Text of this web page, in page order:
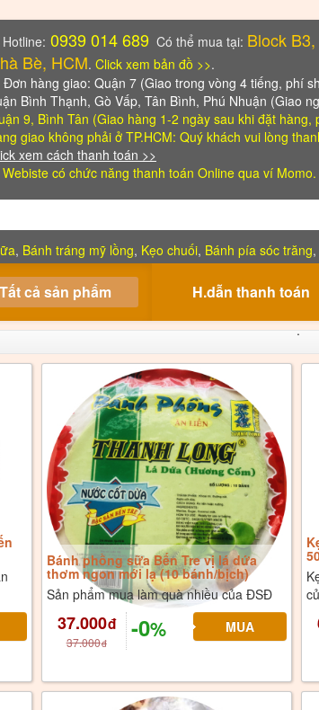
0939 014 689 Có thể mua tại: Block
Bè, HCM. Click xem bản đồ >>.
Đơn hàng giao: Quận 7 (Giao trong vòng 4 tiếng, phí
Bình Thạnh, Gò Vấp, Tân Bình, Phú Nhuận (Giao
9, Bình Tân (Giao hàng 1-2 ngày sau khi đặt hàng,
giao không phải ở TP.HCM: Quý khách vui lòng
xem cách thanh toán >>
Webiste có chức năng thanh toán Online qua ví Momo.
, Bánh tráng mỹ lồng, Kẹo chuối, Bánh pía sóc trăng,
Tất cả sản phẩm H.dẫn thanh toán
Bánh phồng sữa Bến Tre vị lá dứa
thơm ngon mới lạ (10 bánh/bịch)
Sản phẩm mua làm quà nhiều của ĐSĐ
37.000đ
37.000đ
-0%